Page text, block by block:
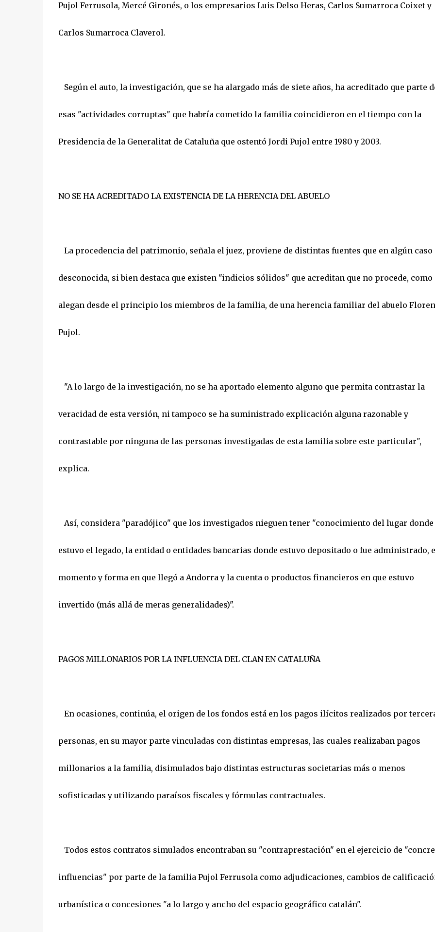
Pujol Ferrusola, Mercé Gironés, o los empresarios Luis Delso Heras, Carlos Sumarroca Coixet y
Carlos Sumarroca Claverol.
Según el auto, la investigación, que se ha alargado más de siete años, ha acreditado que parte
esas "actividades corruptas" que habría cometido la familia coincidieron en el tiempo con la
Presidencia de la Generalitat de Cataluña que ostentó Jordi Pujol entre 1980 y 2003.
NO SE HA ACREDITADO LA EXISTENCIA DE LA HERENCIA DEL ABUELO
La procedencia del patrimonio, señala el juez, proviene de distintas fuentes que en algún caso
desconocida, si bien destaca que existen "indicios sólidos" que acreditan que no procede, como
alegan desde el principio los miembros de la familia, de una herencia familiar del abuelo
Pujol.
"A lo largo de la investigación, no se ha aportado elemento alguno que permita contrastar la
veracidad de esta versión, ni tampoco se ha suministrado explicación alguna razonable y
contrastable por ninguna de las personas investigadas de esta familia sobre este particular",
explica.
Así, considera "paradójico" que los investigados nieguen tener "conocimiento del lugar donde
estuvo el legado, la entidad o entidades bancarias donde estuvo depositado o fue administrado,
momento y forma en que llegó a Andorra y la cuenta o productos financieros en que estuvo
invertido (más allá de meras generalidades)".
PAGOS MILLONARIOS POR LA INFLUENCIA DEL CLAN EN CATALUÑA
En ocasiones, continúa, el origen de los fondos está en los pagos ilícitos realizados por
personas, en su mayor parte vinculadas con distintas empresas, las cuales realizaban pagos
millonarios a la familia, disimulados bajo distintas estructuras societarias más o menos
sofisticadas y utilizando paraísos fiscales y fórmulas contractuales.
Todos estos contratos simulados encontraban su "contraprestación" en el ejercicio de
influencias" por parte de la familia Pujol Ferrusola como adjudicaciones, cambios de
urbanística o concesiones "a lo largo y ancho del espacio geográfico catalán".